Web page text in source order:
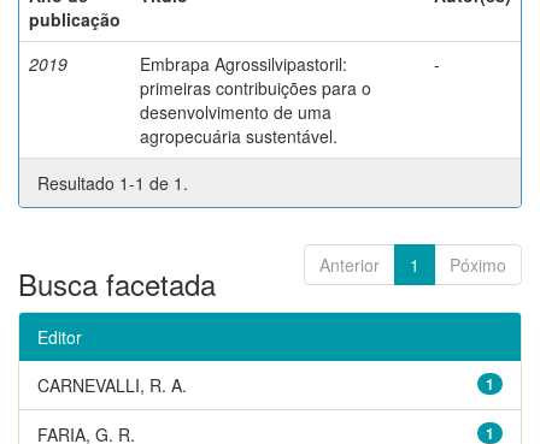
publicação
2019
Embrapa Agrossilvipastoril:
primeiras contribuições para o
desenvolvimento de uma
agropecuária sustentável.
-
Resultado 1-1 de 1.
Anterior 1 Póximo
Busca facetada
Editor
1
CARNEVALLI, R. A.
1
FARIA, G. R.